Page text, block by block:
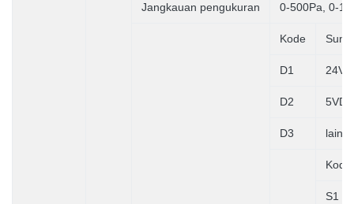
Jangkauan pengukuran 0-500Pa, 0-
Kode
D1
D2 5VDC
D3
Kode
S1